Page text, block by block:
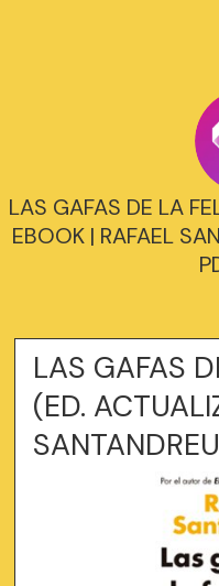
LAS GAFAS DE LA
EBOOK | RAFAEL
LAS GAFAS
(ED.
SANTANDREU